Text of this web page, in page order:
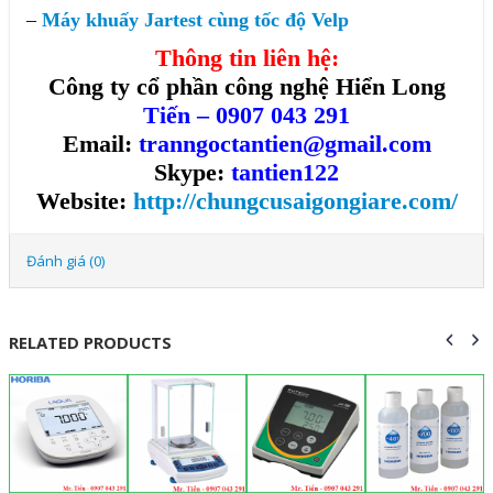
– Máy khuấy Jartest cùng tốc độ Velp
Thông tin liên hệ:
Công ty cổ phần công nghệ Hiển Long
Tiến – 0907 043 291
Email: tranngoctantien@gmail.com
Skype: tantien122
Website: http://chungcusaigongiare.com/
Đánh giá (0)
RELATED PRODUCTS